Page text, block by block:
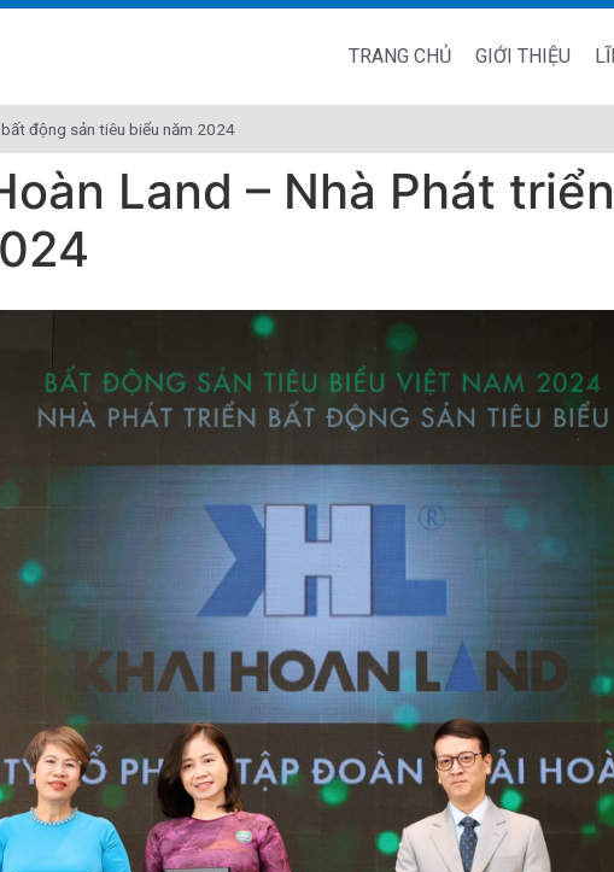
TRANG CHỦ GIỚI THIỆU
động sản tiêu biểu năm 2024
Land – Nhà Phát